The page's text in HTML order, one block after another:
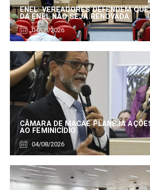
ENEL: VEREADORES DEFENDEM
DA ENEL NÃO SEJA RENOVADA
04/08/2026
CÂMARA DE MACAÉ PLANEJA
AO FEMINICÍDIO
04/08/2026